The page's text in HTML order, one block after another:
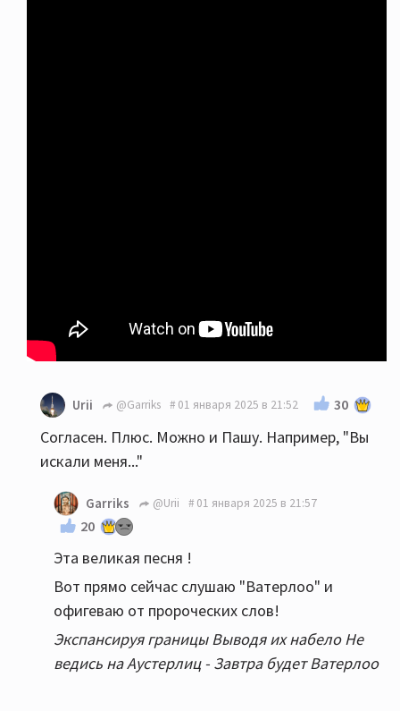
Urii @Garriks 01 января 2025 в 21:52 30
Согласен. Плюс. Можно и Пашу. Например, "Вы
искали меня..."
Garriks @Urii 01 января 2025 в 21:57
20
Эта великая песня !
Вот прямо сейчас слушаю "Ватерлоо" и
офигеваю от пророческих слов!
Экспансируя границы Выводя их набело Не
ведись на Аустерлиц - Завтра будет Ватерлоо